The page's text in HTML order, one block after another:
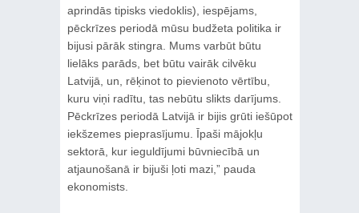
aprindās tipisks viedoklis), iespējams,
pēckrīzes periodā mūsu budžeta politika ir
bijusi pārāk stingra. Mums varbūt būtu
lielāks parāds, bet būtu vairāk cilvēku
Latvijā, un, rēķinot to pievienoto vērtību,
kuru viņi radītu, tas nebūtu slikts darījums.
Pēckrīzes periodā Latvijā ir bijis grūti iešūpot
iekšzemes pieprasījumu. Īpaši mājokļu
sektorā, kur ieguldījumi būvniecībā un
atjaunošanā ir bijuši ļoti mazi,” pauda
ekonomists.